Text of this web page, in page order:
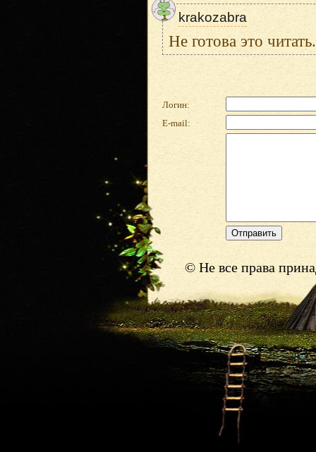
krakozabra
Не готова это
Логин:
E-mail:
© Не все права